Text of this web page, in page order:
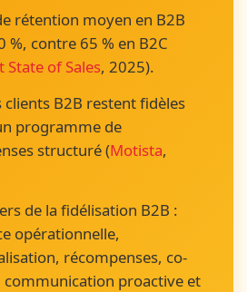
rétention moyen en B2B
%, contre 65 % en B2C
State of Sales, 2025).
clients B2B restent fidèles
programme de
structuré (Motista,
de la fidélisation B2B :
opérationnelle,
récompenses, co-
communication proactive et